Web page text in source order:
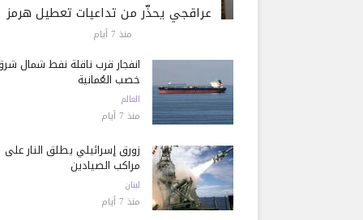
عراقجي يحذّر من تداعيات تعطيل هرمز
منذ 7 أيام
انفجار قرب ناقلة نفط شمال
خصب العُمانية
العالم
منذ 7 أيام
زورق إسرائيلي يطلق النار على
مراكب الصيادين
لبنان
منذ 7 أيام